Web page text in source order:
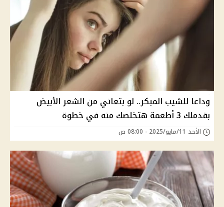
وداعا للشيب المبكر.. لو بتعاني من الشعر الأبيض
بقدملك 3 أطعمة هتخلصك منه في خطوة
الأحد 11/مايو/2025 - 08:00 ص